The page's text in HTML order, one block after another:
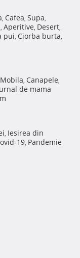
, Cafea, Supa,
, Aperitive, Desert,
pui, Ciorba burta,
Mobila, Canapele,
de mama
, Iesirea din
19, Pandemie